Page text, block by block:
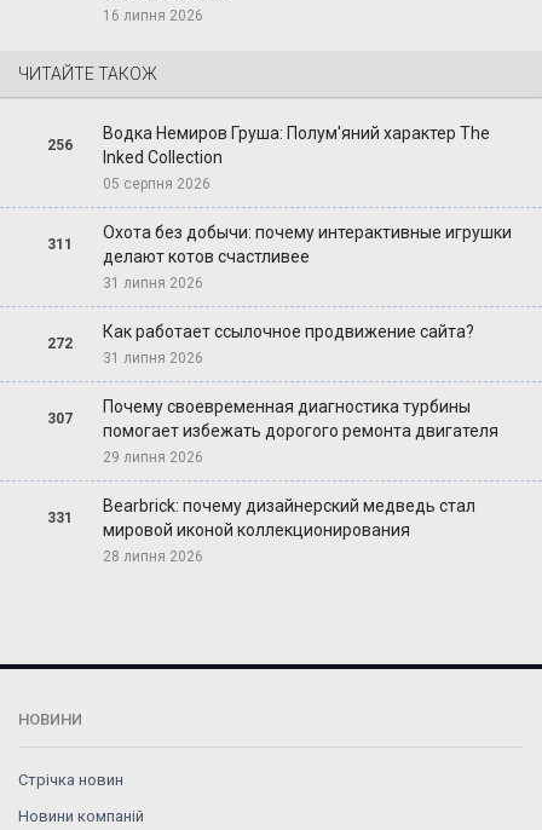
16 липня 2026
ЧИТАЙТЕ ТАКОЖ
256
Водка Немиров Груша: Полум'яний характер The
Inked Collection
05 серпня 2026
311
Охота без добычи: почему интерактивные игрушки
делают котов счастливее
31 липня 2026
272
Как работает ссылочное продвижение сайта?
31 липня 2026
307
Почему своевременная диагностика турбины
помогает избежать дорогого ремонта двигателя
29 липня 2026
331
Bearbrick: почему дизайнерский медведь стал
мировой иконой коллекционирования
28 липня 2026
НОВИНИ
Стрічка новин
Новини компаній